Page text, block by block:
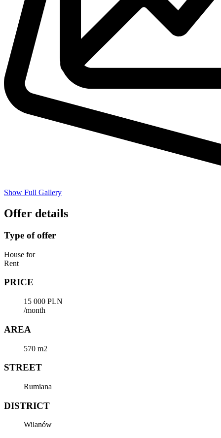
Show Full Gallery
Offer details
Type of offer
House for
Rent
PRICE
15 000 PLN
/month
AREA
570 m2
STREET
Rumiana
DISTRICT
Wilanów